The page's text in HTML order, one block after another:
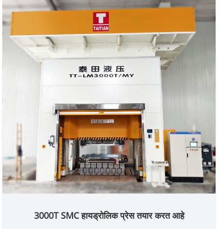
3000T SMC हायड्रोलिक प्रेस तयार करत आहे